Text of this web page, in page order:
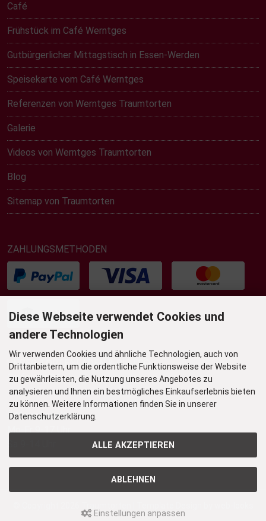
Café
Frühstück im Café Werntges
Gutbürgerlicher Mittagstisch in Essen-Werden
Speisekarte vom Café Werntges
Referenzen von Werntges Traumtorten
Galerie
Videos von Werntges Traumtorten
Blog
Sitemap von Traumtorten
ZAHLUNGSMETHODEN
UNSER TORTENLADEN & BISTRO
Grafenstr. 36
45239 Essen-Werden
Öffnungszeiten
Diese Webseite verwendet Cookies und
andere Technologien
Wir verwenden Cookies und ähnliche Technologien, auch von
Drittanbietern, um die ordentliche Funktionsweise der Website
zu gewährleisten, die Nutzung unseres Angebotes zu
analysieren und Ihnen ein bestmögliches Einkaufserlebnis bieten
zu können. Weitere Informationen finden Sie in unserer
Datenschutzerklärung.
ALLE AKZEPTIEREN
ABLEHNEN
Einstellungen anpassen